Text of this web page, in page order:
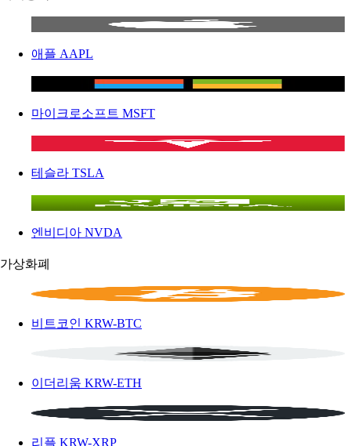
애플 AAPL
마이크로소프트 MSFT
테슬라 TSLA
엔비디아 NVDA
가상화폐
비트코인 KRW-BTC
이더리움 KRW-ETH
리플 KRW-XRP